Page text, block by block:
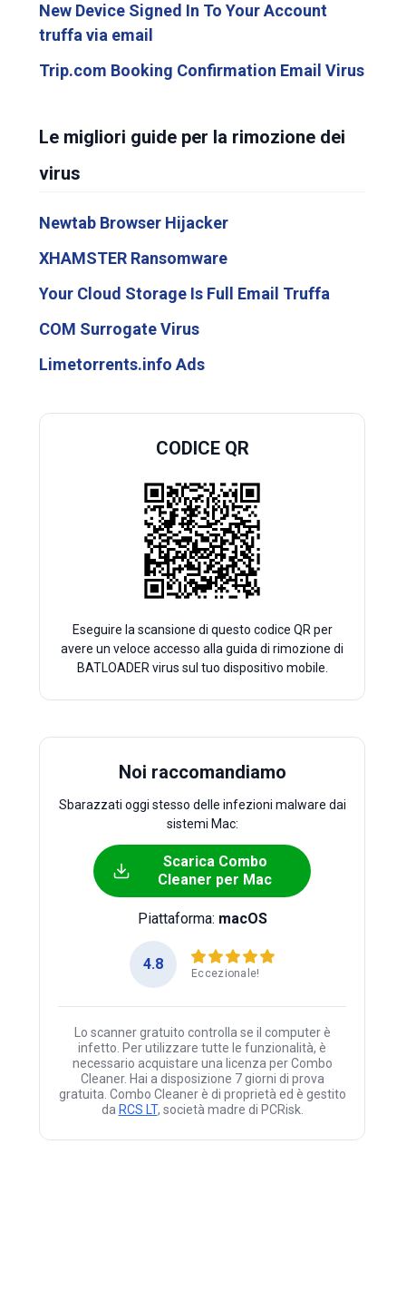
New Device Signed In To Your Account
truffa via email
Trip.com Booking Confirmation Email Virus
Le migliori guide per la rimozione dei
virus
Newtab Browser Hijacker
XHAMSTER Ransomware
Your Cloud Storage Is Full Email Truffa
COM Surrogate Virus
Limetorrents.info Ads
CODICE QR
Eseguire la scansione di questo codice QR per
avere un veloce accesso alla guida di rimozione di
BATLOADER virus sul tuo dispositivo mobile.
Noi raccomandiamo
Sbarazzati oggi stesso delle infezioni malware dai
sistemi Mac:
Scarica Combo
Cleaner per Mac
Piattaforma: macOS
4.8
Eccezionale!
Lo scanner gratuito controlla se il computer è
infetto. Per utilizzare tutte le funzionalità, è
necessario acquistare una licenza per Combo
Cleaner. Hai a disposizione 7 giorni di prova
gratuita. Combo Cleaner è di proprietà ed è gestito
da RCS LT, società madre di PCRisk.